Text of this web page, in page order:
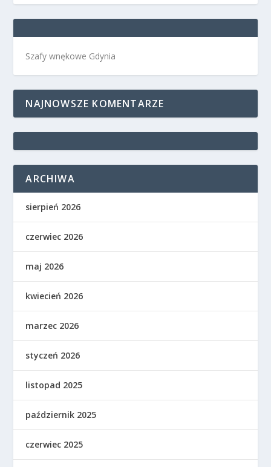
Szafy wnękowe Gdynia
NAJNOWSZE KOMENTARZE
ARCHIWA
sierpień 2026
czerwiec 2026
maj 2026
kwiecień 2026
marzec 2026
styczeń 2026
listopad 2025
październik 2025
czerwiec 2025